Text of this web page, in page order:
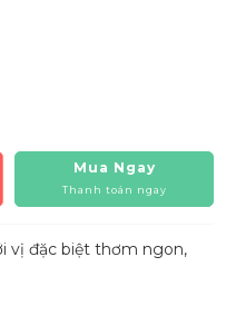
Mua Ngay
Thanh toán ngay
vị đặc biệt thơm ngon,